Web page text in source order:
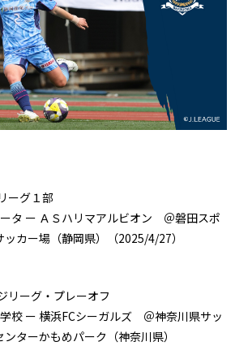
ーグ１部
タ ー ＡＳハリマアルビオン ＠磐田スポ
カー場（静岡県）（2025/4/27）
リーグ・プレーオフ
校 ー 横浜FCシーガルズ ＠神奈川県サッ
ターかもめパーク（神奈川県）